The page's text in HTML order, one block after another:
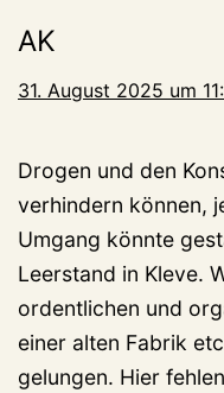
AK
31. August 2025 um
Drogen und den
verhindern können,
Umgang könnte
Leerstand in Kleve.
ordentlichen und
einer alten Fabrik
gelungen. Hier